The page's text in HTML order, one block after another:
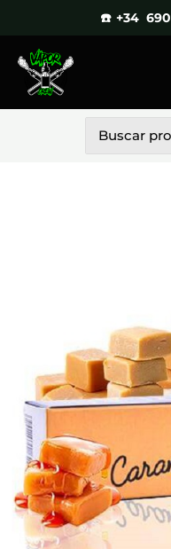
contenido
☎️ +34 690
por: